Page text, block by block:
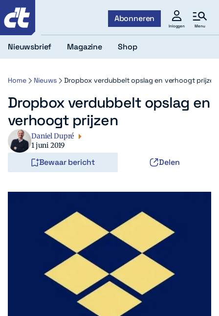
Abonneren
Inloggen Menu
Nieuwsbrief Magazine Shop
Home Nieuws Dropbox verdubbelt opslag en verhoogt prijzen
Dropbox verdubbelt opslag en
verhoogt prijzen
Daniel Dupré
1 juni 2019
Bewaar bericht Delen